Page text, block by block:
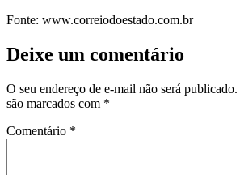
Fonte: www.correiodoestado.com.br
Deixe um comentário
O seu endereço de e-mail não será publicado.
são marcados com *
Comentário *